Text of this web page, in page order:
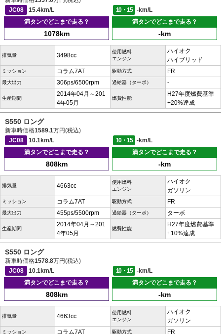
JC08
15.4km/L 10・15
-km/L
満タンでどこまで走る？
1078km
満タンでどこまで走る？
-km
排気量 3498cc
使用燃料
エンジン
ハイオク
ハイブリッド
ミッション コラム7AT 駆動方式 FR
最大出力 306ps/6500rpm 過給器（ターボ） -
生産期間
2014年04月～201
4年05月
燃費性能
H27年度燃費基準
+20%達成
S550 ロング
新車時価格1589.1万円(税込)
JC08
10.1km/L 10・15
-km/L
満タンでどこまで走る？
808km
満タンでどこまで走る？
-km
排気量 4663cc
使用燃料
エンジン
ハイオク
ガソリン
ミッション コラム7AT 駆動方式 FR
最大出力 455ps/5500rpm 過給器（ターボ） ターボ
生産期間
2014年04月～201
4年05月
燃費性能
H27年度燃費基準
+10%達成
S550 ロング
新車時価格1578.8万円(税込)
JC08
10.1km/L 10・15
-km/L
満タンでどこまで走る？
808km
満タンでどこまで走る？
-km
排気量 4663cc
使用燃料
エンジン
ハイオク
ガソリン
ミッション コラム7AT 駆動方式 FR